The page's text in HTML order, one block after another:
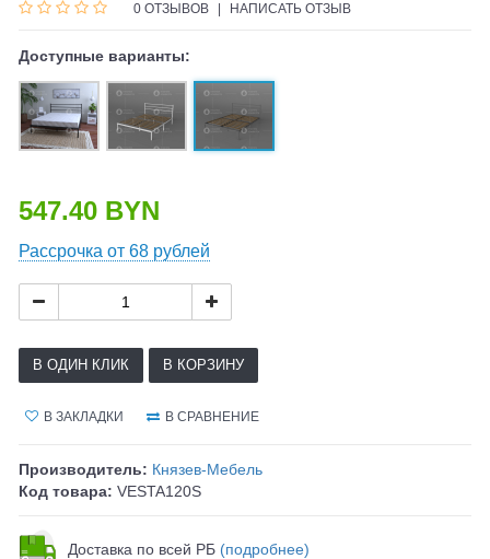
0 ОТЗЫВОВ НАПИСАТЬ ОТЗЫВ
Доступные варианты:
547.40 BYN
Рассрочка от 68 рублей
В ОДИН КЛИК В КОРЗИНУ
В ЗАКЛАДКИ В СРАВНЕНИЕ
Производитель: Князев-Мебель
Код товара: VESTA120S
Доставка по всей РБ (подробнее)